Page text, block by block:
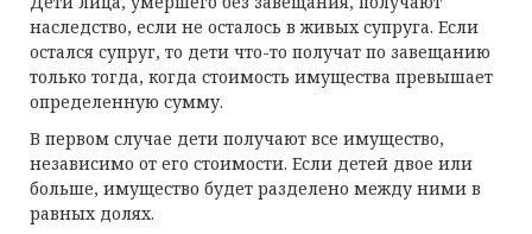
наследство, если не осталось в живых супруга. Если
остался супруг, то дети что-то получат по завещанию
только тогда, когда стоимость имущества превышает
определенную сумму.
В первом случае дети получают все имущество,
независимо от его стоимости. Если детей двое или
больше, имущество будет разделено между ними в
равных долях.